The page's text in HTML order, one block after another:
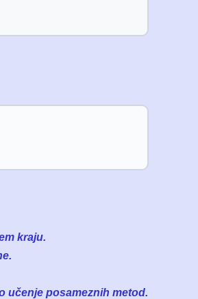
kraju.
učenje posameznih metod.